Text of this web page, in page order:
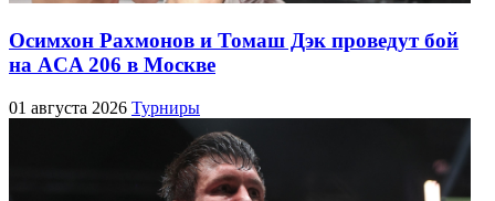
Осимхон Рахмонов и Томаш Дэк проведут бой
на ACA 206 в Москве
01 августа 2026 Турниры